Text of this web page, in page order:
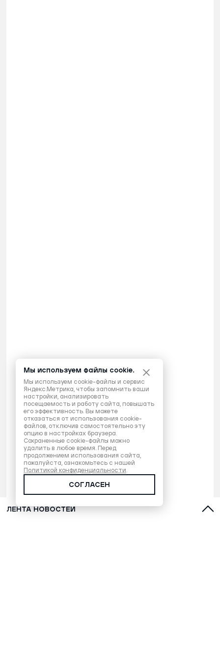
ЛЕНТА НОВОСТЕЙ
Мы используем файлы cookie.
Мы используем cookie-файлы и сервис
Яндекс.Метрика, чтобы запомнить ваши
настройки, анализировать
посещаемость и работу сайта, повышать
его эффективность. Вы можете
отказаться от использования cookie-
файлов, отключив самостоятельно эту
опцию в настройках браузера.
Сохраненные cookie-файлы можно
удалить в любое время. Перед
продолжением использования сайта,
пожалуйста, ознакомьтесь с нашей
Политикой конфиденциальности.
СОГЛАСЕН